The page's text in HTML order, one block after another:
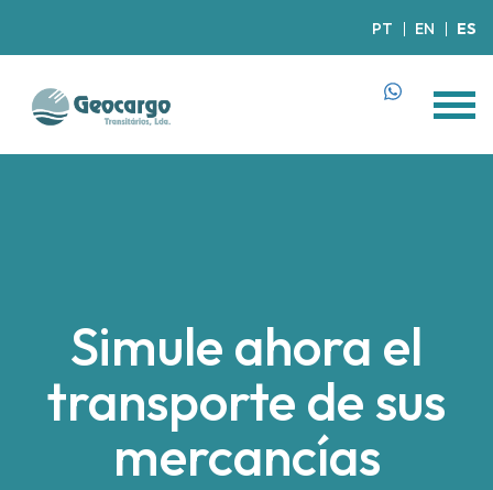
PT EN ES
Simule ahora el
transporte de sus
mercancías